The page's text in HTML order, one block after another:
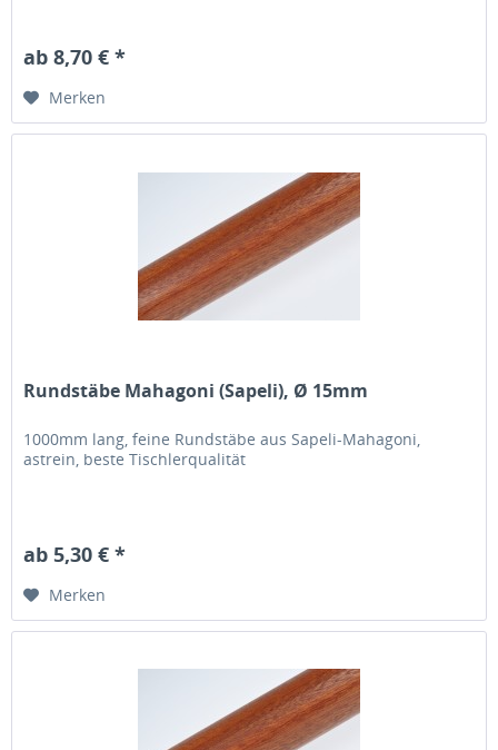
ab 8,70 € *
Merken
Rundstäbe Mahagoni (Sapeli), Ø 15mm
1000mm lang, feine Rundstäbe aus Sapeli-Mahagoni,
astrein, beste Tischlerqualität
ab 5,30 € *
Merken